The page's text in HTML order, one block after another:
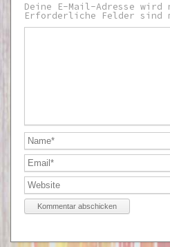
Deine E-Mail-Adresse
Erforderliche Felder sind